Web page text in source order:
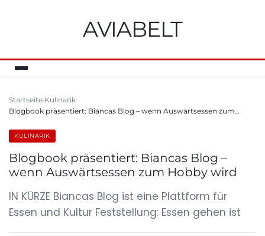
AVIABELT
Startseite Kulinarik
Blogbook präsentiert: Biancas Blog – wenn Auswärtsessen zum…
KULINARIK
Blogbook präsentiert: Biancas Blog –
wenn Auswärtsessen zum Hobby wird
IN KÜRZE Biancas Blog ist eine Plattform für
Essen und Kultur Feststellung: Essen gehen ist